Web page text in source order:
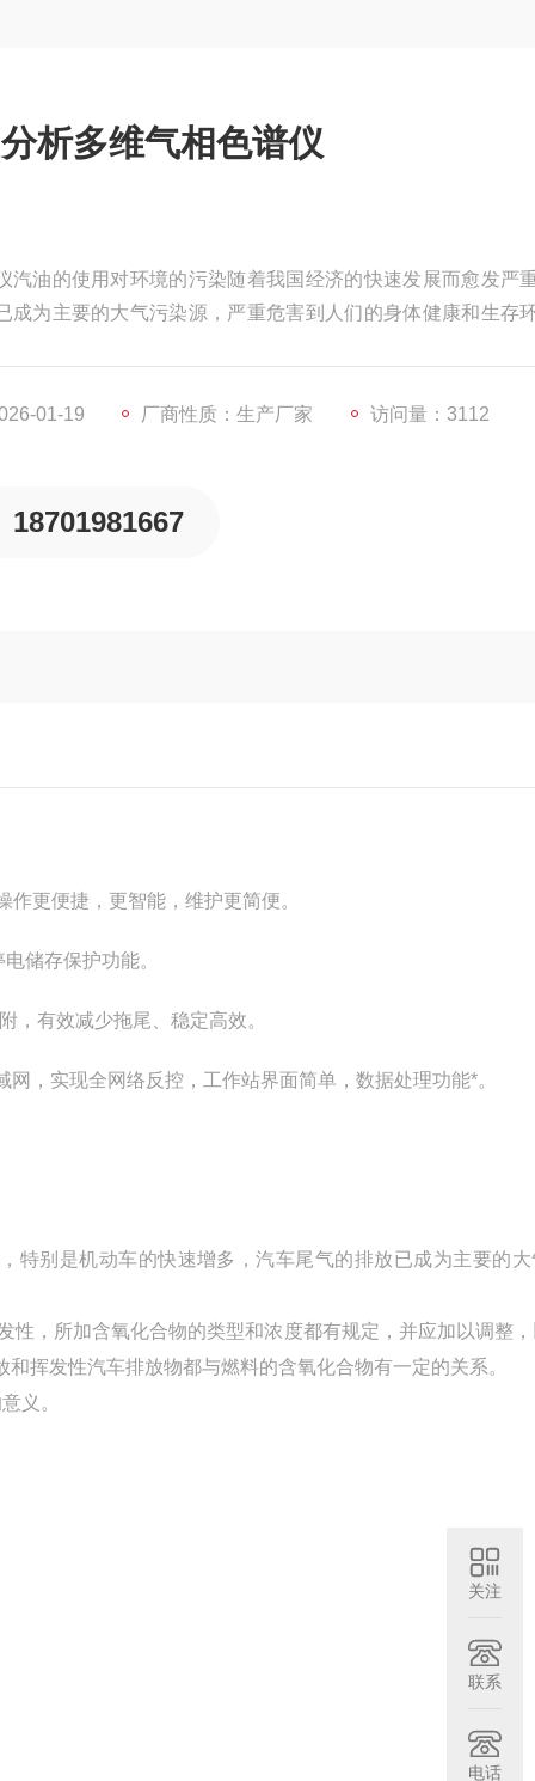
析多维气相色谱仪
汽油的使用对环境的污染随着我国经济的快速发展而愈发严
成为主要的大气污染源，严重危害到人们的身体健康和生存
01-19
厂商性质：生产厂家 访问量：3112
18701981667
更便捷，更智能，维护更简便。
储存保护功能。
有效减少拖尾、稳定高效。
，实现全网络反控，工作站界面简单，数据处理功能*。
特别是机动车的快速增多，汽车尾气的排放已成为主要的
，所加含氧化合物的类型和浓度都有规定，并应加以调整
挥发性汽车排放物都与燃料的含氧化合物有一定的关系。
义。
关注
联系
电话